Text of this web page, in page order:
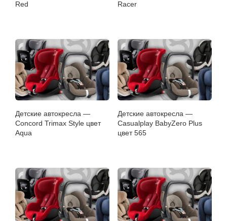
Red Racer
Детские автокресла —
Concord Trimax Style цвет
Aqua
Детские автокресла —
Casualplay BabyZero Plus
цвет 565